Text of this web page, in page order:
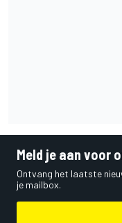
Meld je aan voor
Ontvang het laatste
je mailbox.